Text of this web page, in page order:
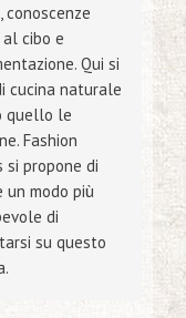
conoscenze
cibo e
Qui si
cucina naturale
quello le
Fashion
si propone di
un modo più
di
su questo